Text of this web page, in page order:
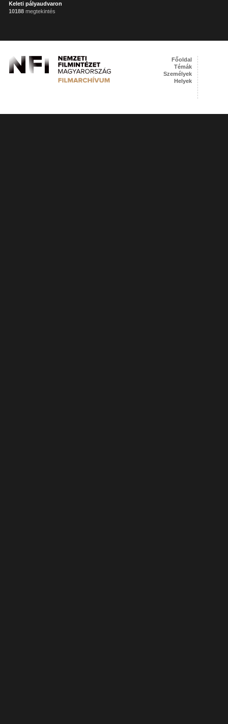
Keleti pályaudvaron
10188 megtekintés
Főoldal
Témák
Személyek
Helyek